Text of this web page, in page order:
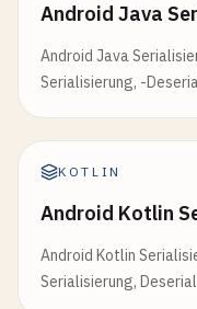
Android Java
Android Java
Serialisierung, -
KOTLIN
Android Kotlin
Android Kotlin
Serialisierung,